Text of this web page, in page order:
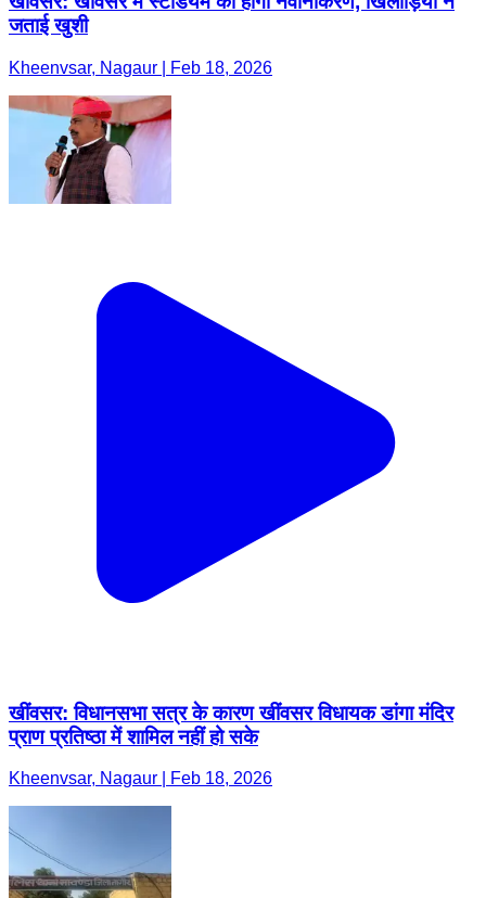
जताई खुशी
Kheenvsar, Nagaur | Feb 18, 2026
खींवसर: विधानसभा सत्र के कारण खींवसर विधायक डांगा मंदिर
प्राण प्रतिष्ठा में शामिल नहीं हो सके
Kheenvsar, Nagaur | Feb 18, 2026